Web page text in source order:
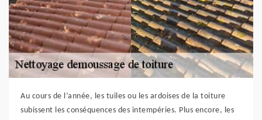
Au cours de l’année, les tuiles ou les ardoises de la toiture
subissent les conséquences des intempéries. Plus encore, les